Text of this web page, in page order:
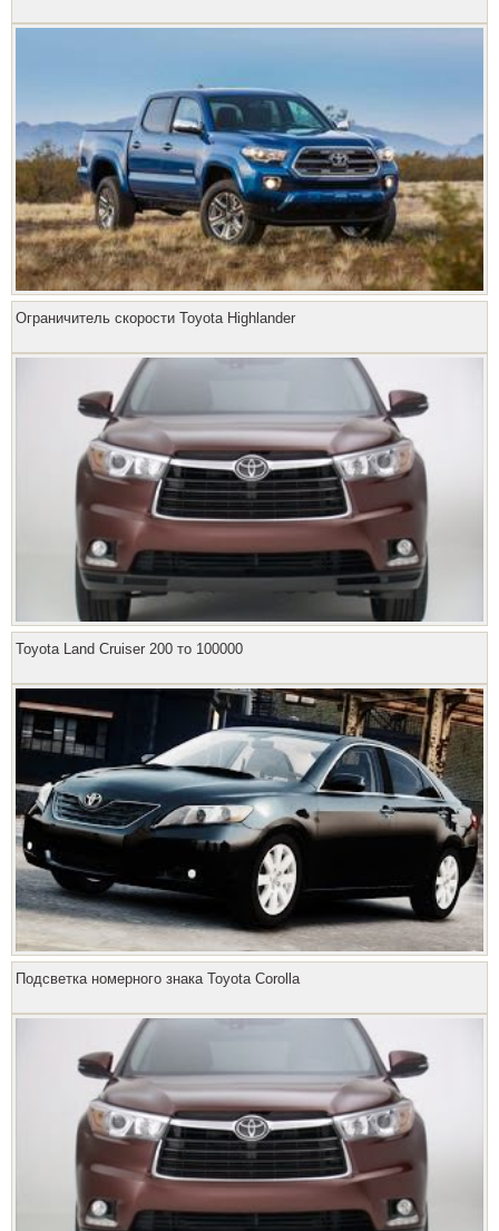
Ограничитель скорости Toyota Highlander
Toyota Land Cruiser 200 то 100000
Подсветка номерного знака Toyota Corolla